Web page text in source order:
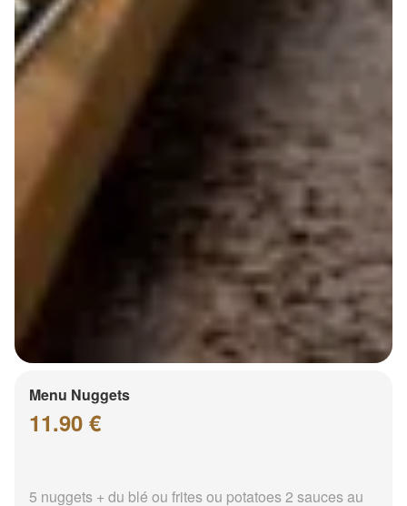
Menu Nuggets
11.90 €
5 nuggets + du blé ou frites ou potatoes 2 sauces au